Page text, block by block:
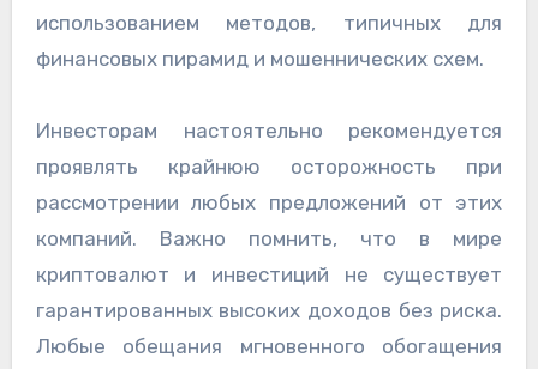
использованием методов, типичных для
финансовых пирамид и мошеннических схем.
Инвесторам настоятельно рекомендуется
проявлять крайнюю осторожность при
рассмотрении любых предложений от этих
компаний. Важно помнить, что в мире
криптовалют и инвестиций не существует
гарантированных высоких доходов без риска.
Любые обещания мгновенного обогащения